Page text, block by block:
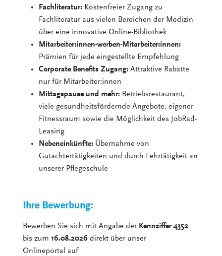
Fachliteratur: Kostenfreier Zugang zu
Fachliteratur aus vielen Bereichen der Medizin
über eine innovative Online-Bibliothek
Mitarbeiter:innen-werben-Mitarbeiter:innen:
Prämien für jede eingestellte Empfehlung
Corporate Benefits Zugang:Attraktive Rabatte
nur für Mitarbeiter:innen
Mittagspause und mehr: Betriebsrestaurant,
viele gesundheitsfördernde Angebote, eigener
Fitnessraum sowie die Möglichkeit des JobRad-
Leasing
Nebeneinkünfte: Übernahme von
Gutachtertätigkeiten und durch Lehrtätigkeit an
unserer Pflegeschule
Ihre Bewerbung:
Bewerben Sie sich mit Angabe der Kennziffer 4352
bis zum 16.08.2026direkt über unser
Onlineportal auf